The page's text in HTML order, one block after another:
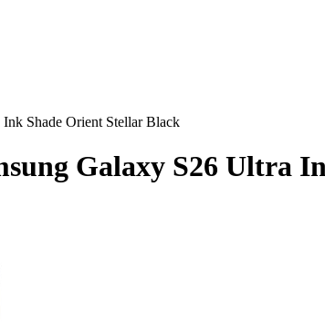
Shade Orient Stellar Black
Galaxy S26 Ultra